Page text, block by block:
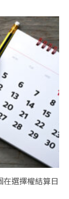
在選擇權結算日